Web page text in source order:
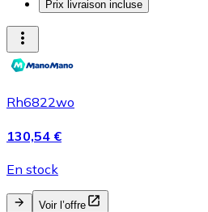
Prix livraison incluse
Rh6822wo
130,54 €
En stock
Voir l’offre